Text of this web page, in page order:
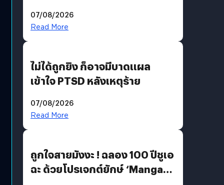
07/08/2026
Read More
ไม่ได้ถูกยิง ก็อาจมีบาดแผล
เข้าใจ PTSD หลังเหตุร้าย
07/08/2026
Read More
ถูกใจสายมังงะ ! ฉลอง 100 ปีชูเอ
ฉะ ด้วยโปรเจกต์ยักษ์ ‘Manga